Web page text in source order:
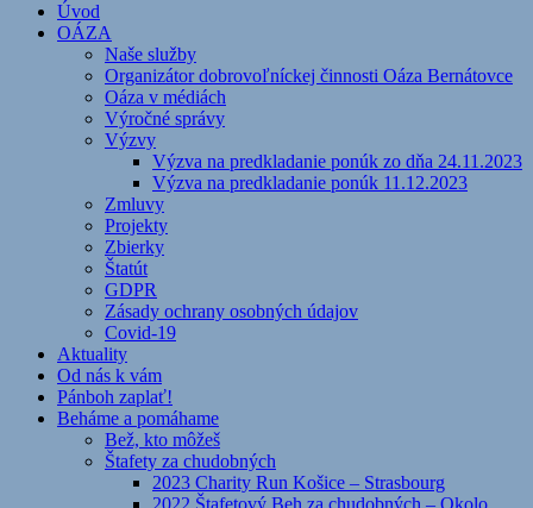
Úvod
OÁZA
Naše služby
Organizátor dobrovoľníckej činnosti Oáza Bernátovce
Oáza v médiách
Výročné správy
Výzvy
Výzva na predkladanie ponúk zo dňa 24.11.2023
Výzva na predkladanie ponúk 11.12.2023
Zmluvy
Projekty
Zbierky
Štatút
GDPR
Zásady ochrany osobných údajov
Covid-19
Aktuality
Od nás k vám
Pánboh zaplať!
Beháme a pomáhame
Bež, kto môžeš
Štafety za chudobných
2023 Charity Run Košice – Strasbourg